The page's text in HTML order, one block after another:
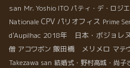
san Mr. Yoshio ITO パティ・デ・ロジ
Nationale CPV パリオフィス Prime
d'Aupilhac 2018年 日本・ボジョレ
僧 アコワボン 飯田橋 メリメロ マテ
Takezawa san 結婚式・野村高城・尚子